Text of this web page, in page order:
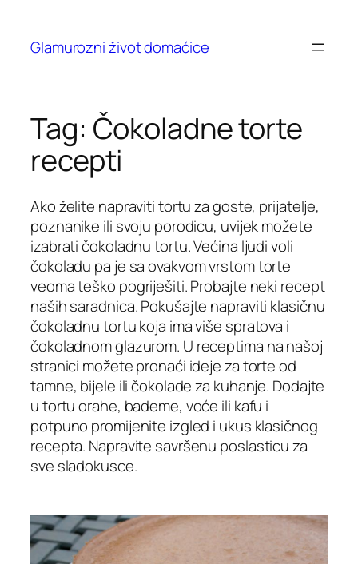
content
Glamurozni život domaćice
Tag: Čokoladne torte
recepti
Ako želite napraviti tortu za goste, prijatelje,
poznanike ili svoju porodicu, uvijek možete
izabrati čokoladnu tortu. Većina ljudi voli
čokoladu pa je sa ovakvom vrstom torte
veoma teško pogriješiti. Probajte neki recept
naših saradnica. Pokušajte napraviti klasičnu
čokoladnu tortu koja ima više spratova i
čokoladnom glazurom. U receptima na našoj
stranici možete pronaći ideje za torte od
tamne, bijele ili čokolade za kuhanje. Dodajte
u tortu orahe, bademe, voće ili kafu i
potpuno promijenite izgled i ukus klasičnog
recepta. Napravite savršenu poslasticu za
sve sladokusce.